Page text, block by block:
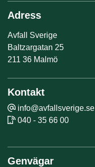
Adress
Avfall Sverige
Baltzargatan 25
211 36 Malmö
Kontakt
info@avfallsverige.se
040 - 35 66 00
Genvägar